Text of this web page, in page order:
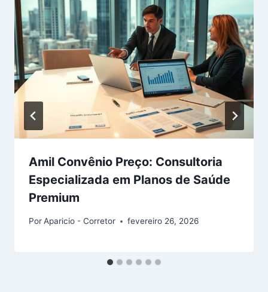
Amil Convênio Preço: Consultoria
Especializada em Planos de Saúde
Premium
PorAparicio - Corretor fevereiro 26, 2026